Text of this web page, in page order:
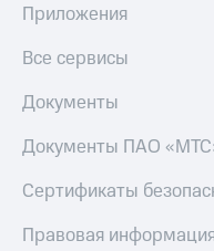
Приложения
Все сервисы
Документы
Документы ПАО
Сертификаты
Правовая